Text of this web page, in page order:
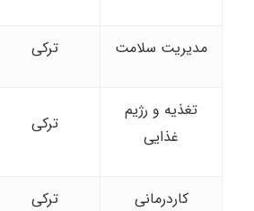
مدیریت سلامت ترکی
تغذیه و رژیم
غذایی
ترکی
کاردرمانی ترکی